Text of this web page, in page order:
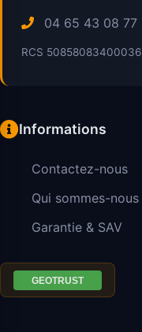
04 65 43 08 77
RCS 50858083400036
Informations
Contactez-nous
Qui sommes-nous
Garantie & SAV